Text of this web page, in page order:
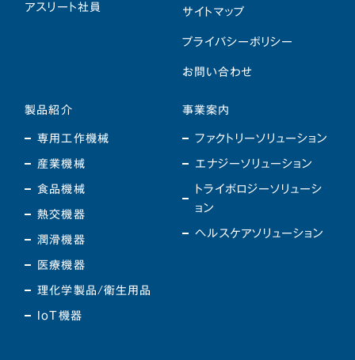
アスリート社員
事業案内
ファクトリーソリューション
エナジーソリューション
トライボロジーソリューシ
ョン
ヘルスケアソリューション
製品紹介
専用工作機械
産業機械
食品機械
熱交機器
潤滑機器
医療機器
理化学製品/衛生用品
IoT機器
サイトマップ
プライバシーポリシー
お問い合わせ